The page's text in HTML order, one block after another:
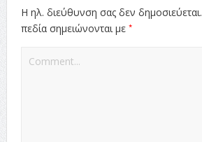
Η ηλ. διεύθυνση σας δεν δημοσιεύεται.
πεδία σημειώνονται με *